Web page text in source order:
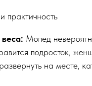
практичность
Мопед
подросток,
на месте,